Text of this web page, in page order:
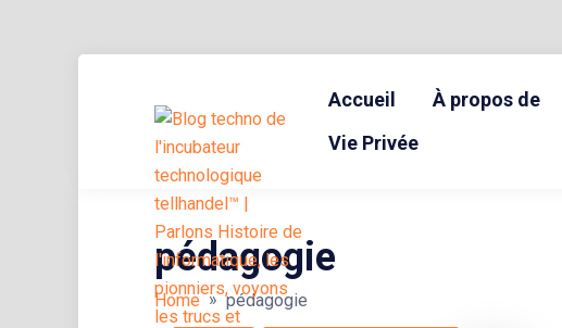
{ + }
BLOG TECHNOLOGIQUE DU HUB | MIGRATION GNU LINUX
Accueil À propos de
Vie Privée
pédagogie
Home»pédagogie